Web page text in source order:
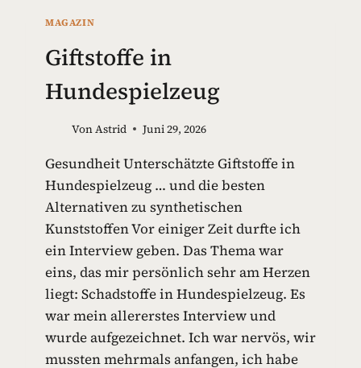
MAGAZIN
Giftstoffe in
Hundespielzeug
VonAstrid Juni 29, 2026
Gesundheit Unterschätzte Giftstoffe in
Hundespielzeug … und die besten
Alternativen zu synthetischen
Kunststoffen Vor einiger Zeit durfte ich
ein Interview geben. Das Thema war
eins, das mir persönlich sehr am Herzen
liegt: Schadstoffe in Hundespielzeug. Es
war mein allererstes Interview und
wurde aufgezeichnet. Ich war nervös, wir
mussten mehrmals anfangen, ich habe